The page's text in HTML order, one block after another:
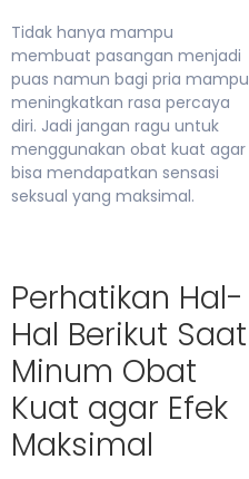
Tidak hanya mampu
membuat pasangan menjadi
puas namun bagi pria mampu
meningkatkan rasa percaya
diri. Jadi jangan ragu untuk
menggunakan obat kuat agar
bisa mendapatkan sensasi
seksual yang maksimal.
Perhatikan Hal-
Hal Berikut Saat
Minum Obat
Kuat agar Efek
Maksimal